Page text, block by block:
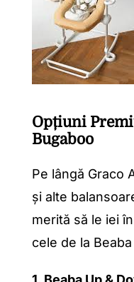
Opțiuni
Bugaboo
Pe lângă Graco
și alte
merită să le iei
cele de la